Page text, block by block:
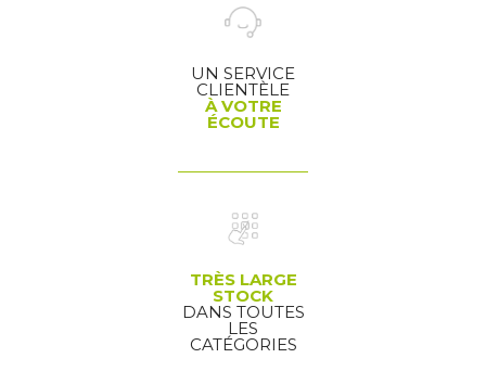
UN SERVICE
CLIENTÈLE
À VOTRE
ÉCOUTE
TRÈS LARGE
STOCK
DANS TOUTES
LES
CATÉGORIES